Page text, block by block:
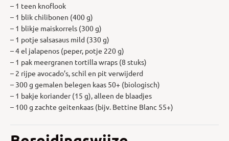
– 1 teen knoflook
– 1 blik chilibonen (400 g)
– 1 blikje maiskorrels (300 g)
– 1 potje salsasaus mild (330 g)
– 4 el jalapenos (peper, potje 220 g)
– 1 pak meergranen tortilla wraps (8 stuks)
– 2 rijpe avocado’s, schil en pit verwijderd
– 300 g gemalen belegen kaas 50+ (biologisch)
– 1 bakje koriander (15 g), alleen de blaadjes
– 100 g zachte geitenkaas (bijv. Bettine Blanc 55+)